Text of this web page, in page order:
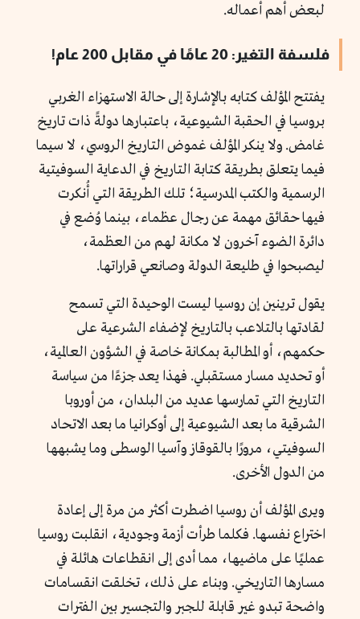
لبعض أهم أعماله.
فلسفة التغير: 20 عامًا في مقابل 200 عام!
يفتتح المؤلف كتابه بالإشارة إلى حالة الاستهزاء الغربي
بروسيا في الحقبة الشيوعية، باعتبارها دولةً ذات تاريخ
غامض. ولا ينكر المؤلف غموض التاريخ الروسي، لا سيما
فيما يتعلق بطريقة كتابة التاريخ في الدعاية السوفيتية
الرسمية والكتب المدرسية؛ تلك الطريقة التي أُنكرت
فيها حقائق مهمة عن رجال عظماء، بينما وُضع في
دائرة الضوء آخرون لا مكانة لهم من العظمة،
ليصبحوا في طليعة الدولة وصانعي قراراتها.
يقول ترينين إن روسيا ليست الوحيدة التي تسمح
لقادتها بالتلاعب بالتاريخ لإضفاء الشرعية على
حكمهم، أو المطالبة بمكانة خاصة في الشؤون العالمية،
أو تحديد مسار مستقبلي. فهذا يعد جزءًا من سياسة
التاريخ التي تمارسها عديد من البلدان، من أوروبا
الشرقية ما بعد الشيوعية إلى أوكرانيا ما بعد الاتحاد
السوفيتي، مرورًا بالقوقاز وآسيا الوسطى وما يشبهها
من الدول الأخرى.
ويرى المؤلف أن روسيا اضطرت أكثر من مرة إلى إعادة
اختراع نفسها. فكلما طرأت أزمة وجودية، انقلبت روسيا
عمليًا على ماضيها، مما أدى إلى انقطاعات هائلة في
مسارها التاريخي. وبناء على ذلك، تخلقت انقسامات
واضحة تبدو غير قابلة للجبر والتجسير بين الفترات